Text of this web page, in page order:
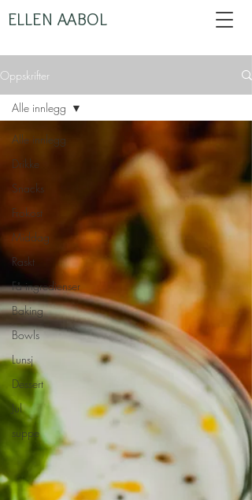
ELLEN AABOL
Oppskrifter
Alle innlegg
Drikke
Snacks
Frokost
Middag
Raskt
Få ingredienser
Baking
Bowls
Lunsj
Dessert
Jul
suppe
Alle innlegg